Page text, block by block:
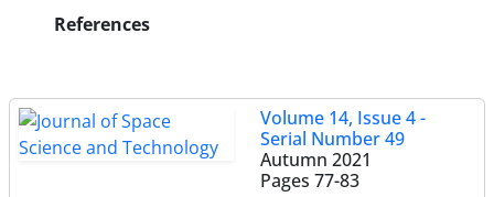
References
Volume 14, Issue 4 -
Serial Number 49
Autumn 2021
Pages 77-83